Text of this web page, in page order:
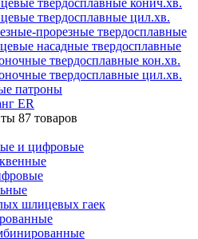
твердосплавные конич.хв.
твердосплавные цил.хв.
прорезные твердосплавные
насадные твердосплавные
твердосплавные кон.хв.
твердосплавные цил.хв.
патроны
ER
87 товаров
и цифровые
шлицевых гаек